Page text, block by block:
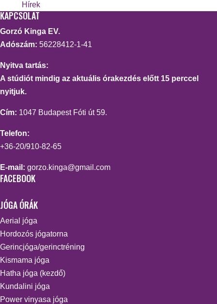
Hírek
KAPCSOLAT
Gorzó Kinga EV.
Adószám: 56228412-1-41
Nyitva tartás:
A stúdiót mindig az aktuális órakezdés előtt 15 perccel
nyitjuk.
Cím: 1047 Budapest Fóti út 59.
Telefon:
+36-20/910-82-65
E-mail: gorzo.kinga@gmail.com
FACEBOOK
JÓGA ÓRÁK
Aerial jóga
Hordozós jógatorna
Gerincjóga/gerinctréning
Kismama jóga
Hatha jóga (kezdő)
Kundalini jóga
Power vinyasa jóga